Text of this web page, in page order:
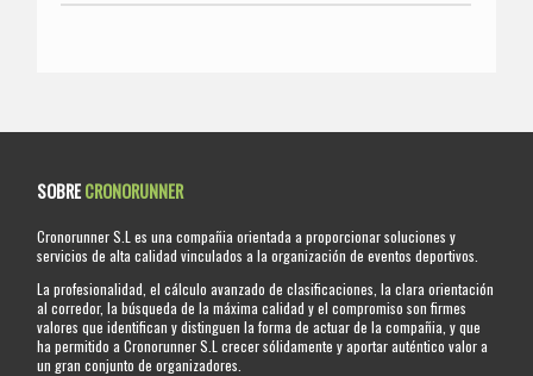
SOBRECRONORUNNER
Cronorunner S.L es una compañia orientada a proporcionar soluciones y
servicios de alta calidad vinculados a la organización de eventos deportivos.
La profesionalidad, el cálculo avanzado de clasificaciones, la clara orientación
al corredor, la búsqueda de la máxima calidad y el compromiso son firmes
valores que identifican y distinguen la forma de actuar de la compañia, y que
ha permitido a Cronorunner S.L crecer sólidamente y aportar auténtico valor a
un gran conjunto de organizadores.